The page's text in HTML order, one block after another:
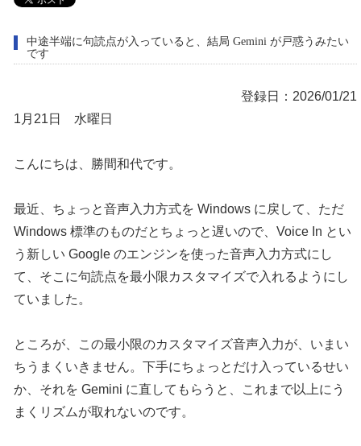
中途半端に句読点が入っていると、結局 Gemini が戸惑うみたい
です
登録日：2026/01/21
1月21日 水曜日
こんにちは、勝間和代です。
最近、ちょっと音声入力方式を Windows に戻して、ただ
Windows 標準のものだとちょっと遅いので、Voice In とい
う新しい Google のエンジンを使った音声入力方式にし
て、そこに句読点を最小限カスタマイズで入れるようにし
ていました。
ところが、この最小限のカスタマイズ音声入力が、いまい
ちうまくいきません。下手にちょっとだけ入っているせい
か、それを Gemini に直してもらうと、これまで以上にう
まくリズムが取れないのです。